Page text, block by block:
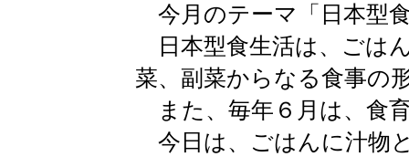
今月のテーマ「日本型
日本型食生活は、ごは
菜、副菜からなる食事の
また、毎年６月は、食
今日は、ごはんに汁物